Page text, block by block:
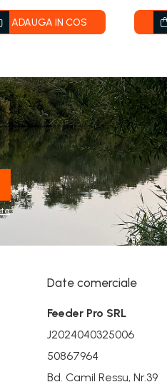
ADAUGA IN COS
Date comerciale
Feeder Pro SRL
J2024040325006
50867964
Bd. Camil Ressu, Nr.39